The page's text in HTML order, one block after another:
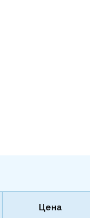
Цена